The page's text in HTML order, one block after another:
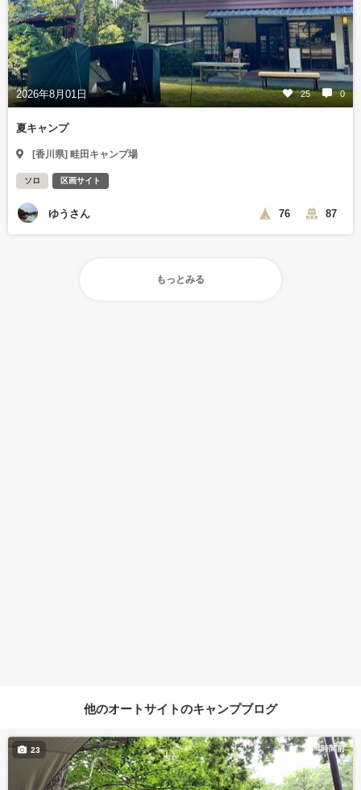
2026年8月01日 25 0
夏キャンプ
[香川県] 畦田キャンプ場
ソロ 区画サイト
ゆうさん 76 87
もっとみる
他のオートサイトのキャンプブログ
4時間前
23